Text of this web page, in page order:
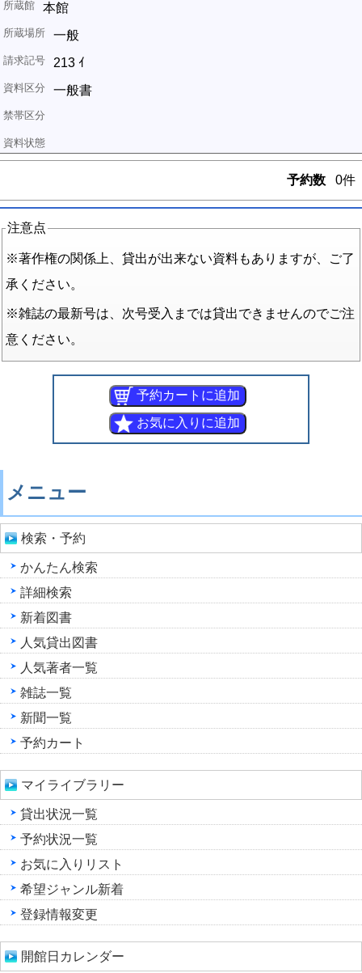
本館
一般
213 ｲ
一般書
予約数 0件
注意点
※著作権の関係上、貸出が出来ない資料もありますが、ご了
承ください。
※雑誌の最新号は、次号受入までは貸出できませんのでご注
意ください。
メニュー
検索・予約
かんたん検索
詳細検索
新着図書
人気貸出図書
人気著者一覧
雑誌一覧
新聞一覧
予約カート
マイライブラリー
貸出状況一覧
予約状況一覧
お気に入りリスト
希望ジャンル新着
登録情報変更
開館日カレンダー